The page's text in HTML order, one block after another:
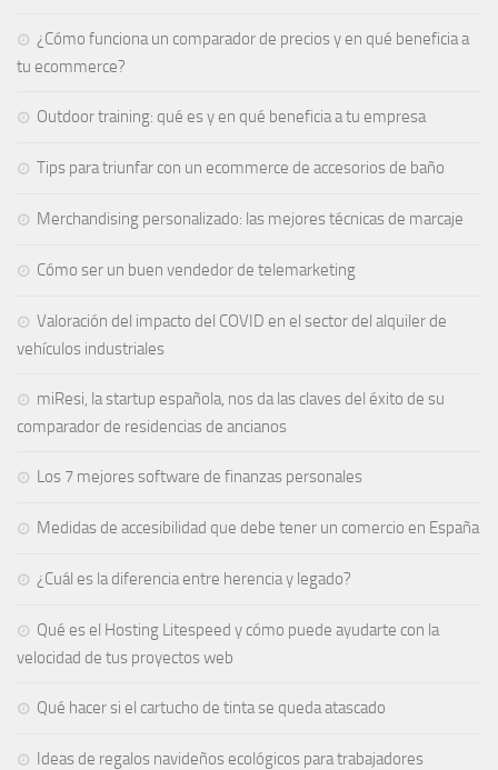
¿Cómo funciona un comparador de precios y en qué beneficia a
tu ecommerce?
Outdoor training: qué es y en qué beneficia a tu empresa
Tips para triunfar con un ecommerce de accesorios de baño
Merchandising personalizado: las mejores técnicas de marcaje
Cómo ser un buen vendedor de telemarketing
Valoración del impacto del COVID en el sector del alquiler de
vehículos industriales
miResi, la startup española, nos da las claves del éxito de su
comparador de residencias de ancianos
Los 7 mejores software de finanzas personales
Medidas de accesibilidad que debe tener un comercio en España
¿Cuál es la diferencia entre herencia y legado?
Qué es el Hosting Litespeed y cómo puede ayudarte con la
velocidad de tus proyectos web
Qué hacer si el cartucho de tinta se queda atascado
Ideas de regalos navideños ecológicos para trabajadores